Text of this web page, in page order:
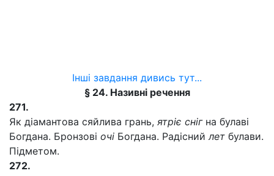
Інші завдання дивись тут...
§ 24. Називні речення
271.
Як діамантова сяйлива грань, ятріє снігна булаві
Богдана. Бронзові очі Богдана. Радіснийлет булави.
Підметом.
272.